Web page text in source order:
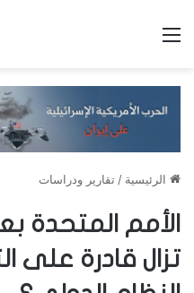
الرئيسية / تقارير ودراسات
تزال قادرة على